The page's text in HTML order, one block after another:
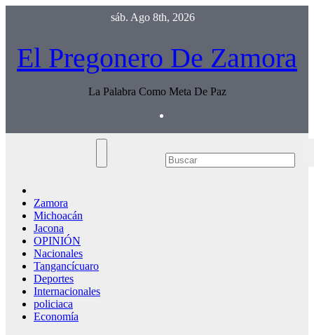
sáb. Ago 8th, 2026
El Pregonero De Zamora
La Palabra Como Meta De Paz
Zamora
Michoacán
Jacona
OPINIÓN
Nacionales
Tangancícuaro
Deportes
Internacionales
policiaca
Economía